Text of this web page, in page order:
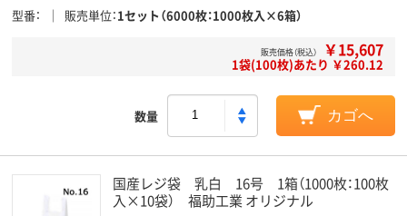
型番 販売単位 1セット（6000枚：1000枚入×6箱）
販売価格（税込） ￥15,607
1袋(100枚)あたり ￥260.12
数量 カゴへ
国産レジ袋 乳白 16号 1箱（1000枚：100枚
入×10袋） 福助工業 オリジナル